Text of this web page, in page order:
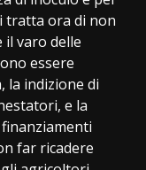
tratta ora di non
varo delle
essere
la indizione di
e la
far ricadere